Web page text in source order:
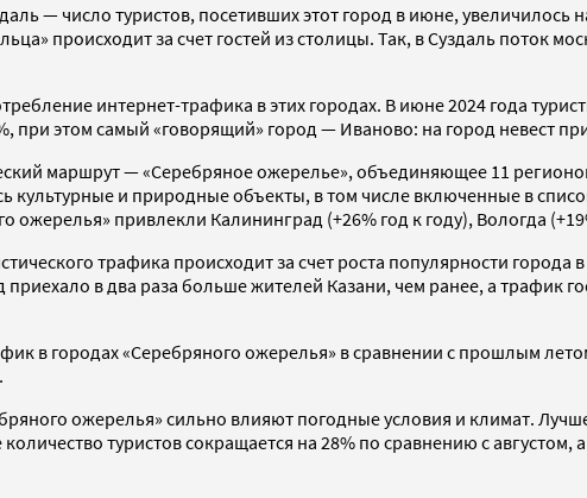
— число туристов, посетивших этот город в июне,
происходит за счет гостей из столицы. Так, в Суздаль поток
интернет-трафика в этих городах. В июне 2024 года
при этом самый «говорящий» город — Иваново: на город невест
маршрут — «Серебряное ожерелье», объединяющее 11
культурные и природные объекты, в том числе включенные в
ожерелья» привлекли Калининград (+26% год к году), Вологда
трафика происходит за счет роста популярности
в два раза больше жителей Казани, чем ранее, а трафик
в городах «Серебряного ожерелья» в сравнении с прошлым
ожерелья» сильно влияют погодные условия и климат.
туристов сокращается на 28% по сравнению с августом,